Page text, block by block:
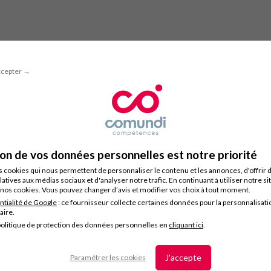
→
de vos données personnelles est notre priorité
cookies qui nous permettent de personnaliser le contenu et les annonces, d'offrir
aux médias sociaux et d'analyser notre trafic. En continuant à utiliser notre
cookies. Vous pouvez changer d’avis et modifier vos choix à tout moment.
de Google: ce fournisseur collecte certaines données pour la
de protection des données personnelles en cliquant ici.
Paramétrer les cookies J'accepte